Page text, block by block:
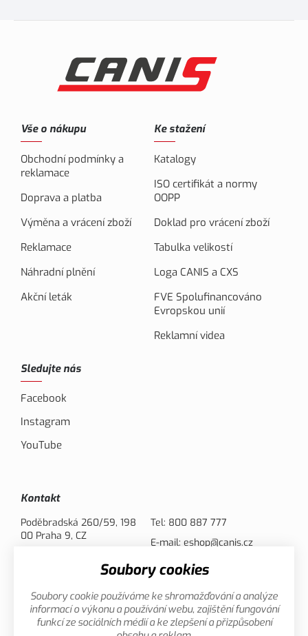
Vše o nákupu
Obchodní podmínky a
reklamace
Doprava a platba
Výměna a vrácení zboží
Reklamace
Náhradní plnění
Akční leták
Ke stažení
Katalogy
ISO certifikát a normy
OOPP
Doklad pro vrácení zboží
Tabulka velikostí
Loga CANIS a CXS
FVE Spolufinancováno
Evropskou unií
Reklamní videa
Sledujte nás
Facebook
Instagram
YouTube
Kontakt
Poděbradská 260/59, 198
00 Praha 9, CZ
Tel: 800 887 777
E-mail: eshop@canis.cz
Možnosti platby
Soubory cookies
Soubory cookie používáme ke shromažďování a analýze
informací o výkonu a používání webu, zajištění fungování
funkcí ze sociálních médií a ke zlepšení a přizpůsobení